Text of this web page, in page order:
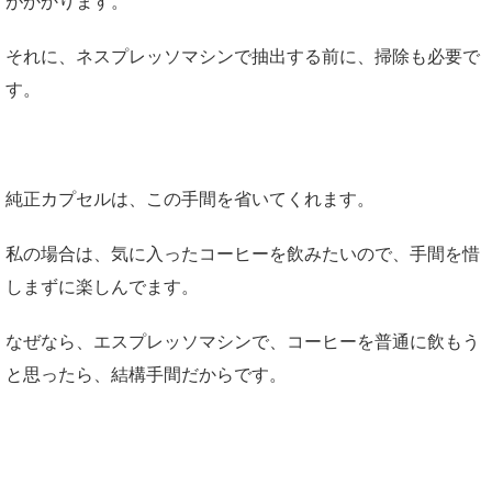
それに、ネスプレッソマシンで抽出する前に、掃除も必要で
す。
純正カプセルは、この手間を省いてくれます。
私の場合は、気に入ったコーヒーを飲みたいので、手間を惜
しまずに楽しんでます。
なぜなら、エスプレッソマシンで、コーヒーを普通に飲もう
と思ったら、結構手間だからです。